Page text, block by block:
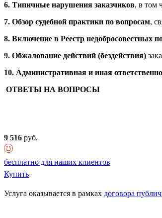
6. Типичные нарушения заказчиков, в том
7. Обзор судебной практики по вопросам,
8. Включение в Реестр недобросовестных
9. Обжалование действий (бездействия)
10. Административная и иная
ОТВЕТЫ НА ВОПРОСЫ
9 516 руб.
бесплатно для наших клиентов
Купить
Услуга оказывается в рамках договора